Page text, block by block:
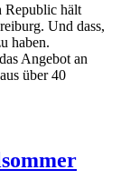
Republic hält
Und dass,
haben.
Angebot an
über 40